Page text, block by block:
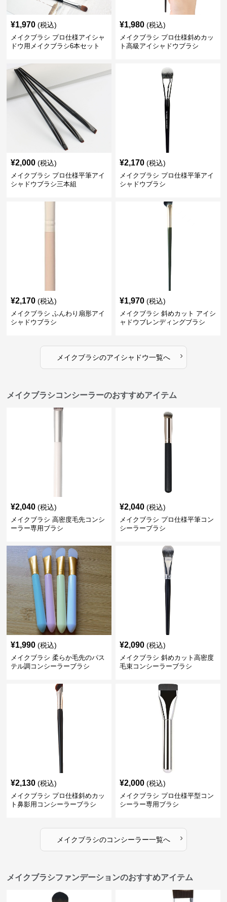
¥1,970 (税込)
メイクブラシ プロ仕様アイシャ
ドウ用メイクブラシ6本セット
¥1,980 (税込)
メイクブラシ プロ仕様斜めカッ
ト高級アイシャドウブラシ
¥2,000 (税込)
メイクブラシ プロ仕様平筆アイ
シャドウブラシ三本組
¥2,170 (税込)
メイクブラシ プロ仕様平筆アイ
シャドウブラシ
¥2,170 (税込)
メイクブラシ ふんわり扇形アイ
シャドウブラシ
¥1,970 (税込)
メイクブラシ 斜めカット アイシ
ャドウブレンディングブラシ
メイクブラシのアイシャドウ一覧へ ›
メイクブラシコンシーラーのおすすめアイテム
¥2,040 (税込)
メイクブラシ 高密度毛先コンシ
ーラー専用ブラシ
¥2,040 (税込)
メイクブラシ プロ仕様平筆コン
シーラーブラシ
¥1,990 (税込)
メイクブラシ 柔らか毛先のパス
テル調コンシーラーブラシ
¥2,090 (税込)
メイクブラシ 斜めカット高密度
毛束コンシーラーブラシ
¥2,130 (税込)
メイクブラシ プロ仕様斜めカッ
ト鼻影用コンシーラーブラシ
¥2,000 (税込)
メイクブラシ プロ仕様平型コン
シーラー専用ブラシ
メイクブラシのコンシーラー一覧へ ›
メイクブラシファンデーションのおすすめアイテム